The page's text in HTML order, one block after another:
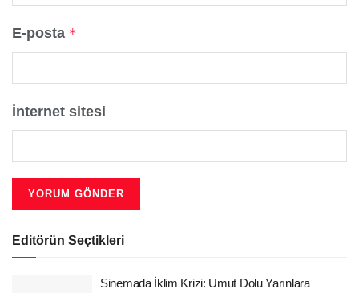
E-posta *
İnternet sitesi
Editörün Seçtikleri
Sinemada İklim Krizi: Umut Dolu Yarınlara